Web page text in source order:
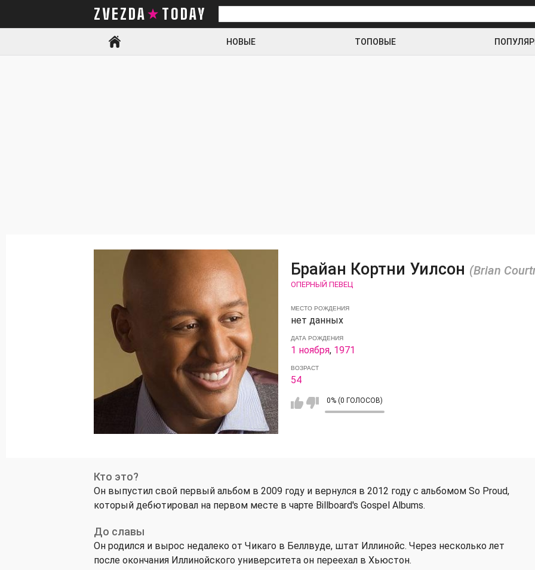
ZVEZDA TODAY
Искать
НОВЫЕ ТОПОВЫЕ
Брайан Кортни Уилсон (Brian
ОПЕРНЫЙ ПЕВЕЦ
МЕСТО РОЖДЕНИЯ
нет данных
ДАТА РОЖДЕНИЯ
1 ноября, 1971
ВОЗРАСТ
54
0% (0 ГОЛОСОВ)
Кто это?
Он выпустил свой первый альбом в 2009 году и вернулся в 2012 году с альбомом So Proud,
который дебютировал на первом месте в чарте Billboard's Gospel Albums.
До славы
Он родился и вырос недалеко от Чикаго в Беллвуде, штат Иллинойс. Через несколько лет
после окончания Иллинойского университета он переехал в Хьюстон.